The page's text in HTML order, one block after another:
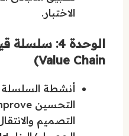
الاختبار.
Value Chain)